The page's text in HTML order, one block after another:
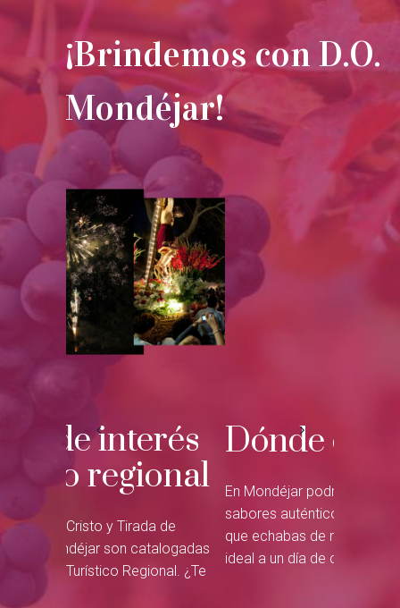
¡Brindemos con D.O.
Mondéjar!
Dónde comer
En Mondéjar podrás disfrutar de los
sabores auténticos, los de siempre, los
que echabas de menos. La recompensa
ideal a un día de caminatas o excursión.